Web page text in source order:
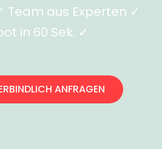
Team aus Experten ✓
in 60 Sek. ✓
ANFRAGEN